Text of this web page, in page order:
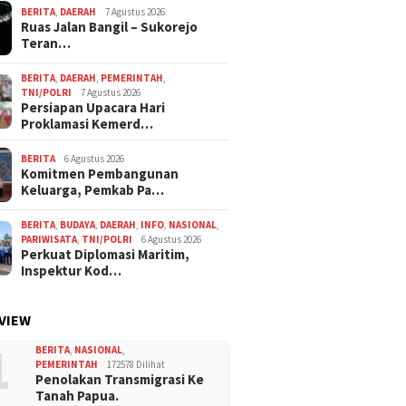
BERITA, DAERAH 7 Agustus 2026
Ruas Jalan Bangil – Sukorejo
Teran…
BERITA, DAERAH, PEMERINTAH,
TNI/POLRI
7 Agustus 2026
Persiapan Upacara Hari
Proklamasi Kemerd…
BERITA 6 Agustus 2026
Komitmen Pembangunan
Keluarga, Pemkab Pa…
BERITA, BUDAYA, DAERAH, INFO, NASIONAL,
PARIWISATA, TNI/POLRI 6 Agustus 2026
Perkuat Diplomasi Maritim,
Inspektur Kod…
BERITA, NASIONAL,
PEMERINTAH
172578 Dilihat
Penolakan Transmigrasi Ke
Tanah Papua.